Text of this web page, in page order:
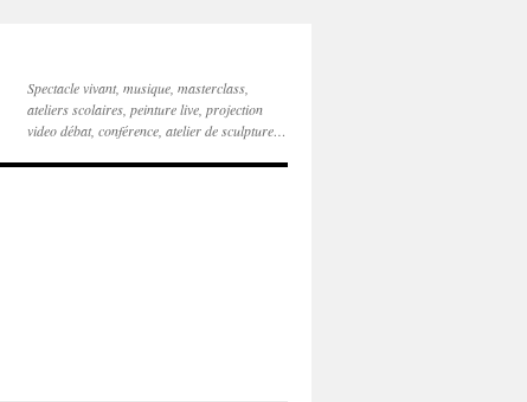
Spectacle vivant, musique, masterclass,
ateliers scolaires, peinture live, projection
video débat, conférence, atelier de sculpture…